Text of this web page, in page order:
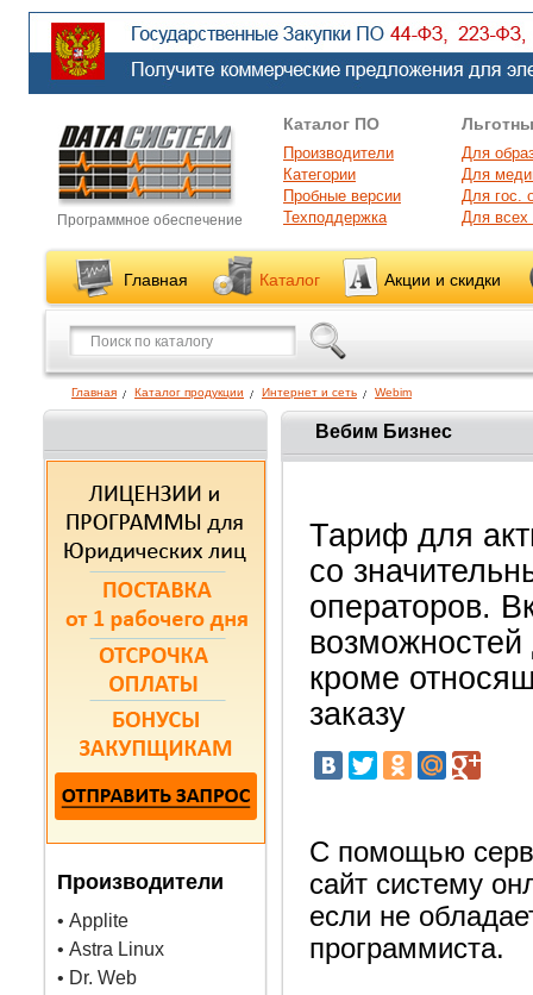
Программное обеспечение
Каталог ПО
Производители
Категории
Пробные версии
Техподдержка
Для
Для
Для гос.
Для
Главная Каталог Акции и скидки
Главная Каталог продукции Интернет и сеть Webim
Производители
• Applite
• Astra Linux
• Dr. Web
Вебим Бизнес
Тариф для
со
операторов.
возможностей
кроме
заказу
С помощью
сайт систему
если не
программиста.